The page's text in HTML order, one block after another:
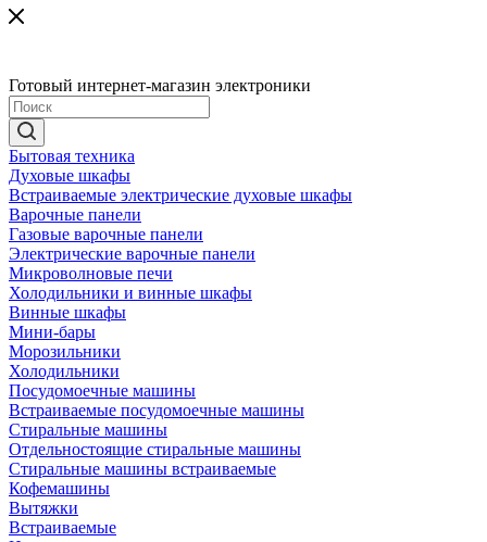
Готовый интернет-магазин электроники
Бытовая техника
Духовые шкафы
Встраиваемые электрические духовые шкафы
Варочные панели
Газовые варочные панели
Электрические варочные панели
Микроволновые печи
Холодильники и винные шкафы
Винные шкафы
Мини-бары
Морозильники
Холодильники
Посудомоечные машины
Встраиваемые посудомоечные машины
Стиральные машины
Отдельностоящие стиральные машины
Стиральные машины встраиваемые
Кофемашины
Вытяжки
Встраиваемые